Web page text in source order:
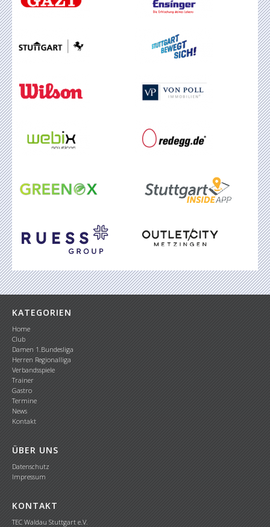
KATEGORIEN
Home
Club
Damen 1.Bundesliga
Herren Regionalliga
Verbandsspiele
Trainer
Gastro
Termine
News
Kontakt
ÜBER UNS
Datenschutz
Impressum
KONTAKT
TEC Waldau Stuttgart e.V.